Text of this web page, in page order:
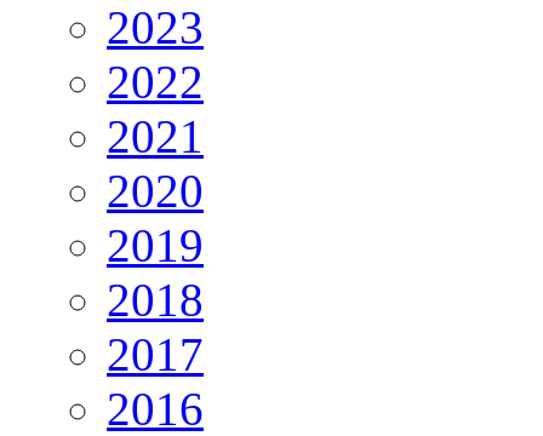
2023
2022
2021
2020
2019
2018
2017
2016